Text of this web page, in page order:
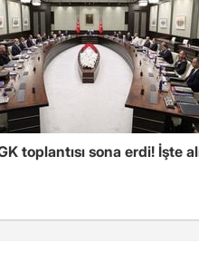
toplantısı sona erdi! İşte